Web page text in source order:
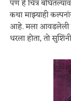
पण हे चित्र
कथा माझ्याही
आहे. मला आवडलेली
धरला होता, तो